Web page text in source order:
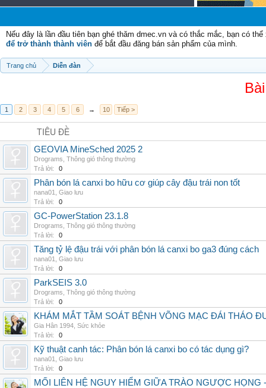
Nếu đây là lần đầu tiên bạn ghé thăm dmec.vn và có thắc mắc, bạn có
để trở thành thành viên để bắt đầu đăng bán sản phẩm của mình.
Trang chủ Diễn đàn
1 2 3 4 5 6 → 10 Tiếp >
TIÊU ĐỀ
GEOVIA MineSched 2025 2
Drograms Thông gió thông thường
Trả lời:
0
Phân bón lá canxi bo hữu cơ giúp cây đậu trái non tốt
nana01
Giao lưu
Trả lời:
0
GC-PowerStation 23.1.8
Drograms Thông gió thông thường
Trả lời:
0
Tăng tỷ lệ đậu trái với phân bón lá canxi bo ga3 đúng cách
nana01
Giao lưu
Trả lời:
0
ParkSEIS 3.0
Drograms Thông gió thông thường
Trả lời:
0
KHÁM MẮT TẦM SOÁT BỆNH VÕNG MẠC ĐÁI THÁO
Gia Hân 1994 Sức khỏe
Trả lời:
0
Kỹ thuật canh tác: Phân bón lá canxi bo có tác dụng gì?
nana01
Giao lưu
Trả lời:
0
MỐI LIÊN HỆ NGUY HIỂM GIỮA TRÀO NGƯỢC